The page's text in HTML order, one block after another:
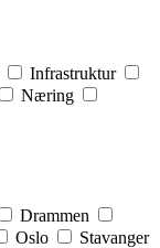
Infrastruktur
Næring
Drammen
Oslo
Stavanger